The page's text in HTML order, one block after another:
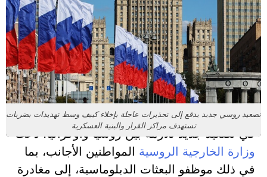
تصعيد روسي جديد يدفع إلى تحذيرات عاجلة بإخلاء كييف وسط تهديدات بضربات
تستهدف مراكز القرار والبنية العسكرية
في تصعيد جديد للأزمة بين روسيا وأوكرانيا، دعت
وزارة الخارجية الروسية المواطنين الأجانب، بما
في ذلك موظفو البعثات الدبلوماسية، إلى مغادرة